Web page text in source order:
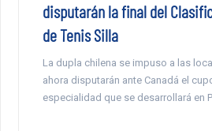
disputarán la final del
de Tenis Silla
La dupla chilena se impuso a las
ahora disputarán ante Canadá el
especialidad que se desarrollará en